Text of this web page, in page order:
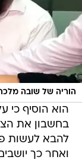
הוריה של שובה
הוא הוסיף כי
בחשבון את
להבא לעשות
ואחר כך